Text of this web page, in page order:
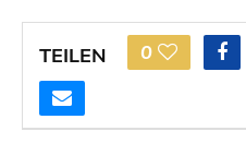
TEILEN 0